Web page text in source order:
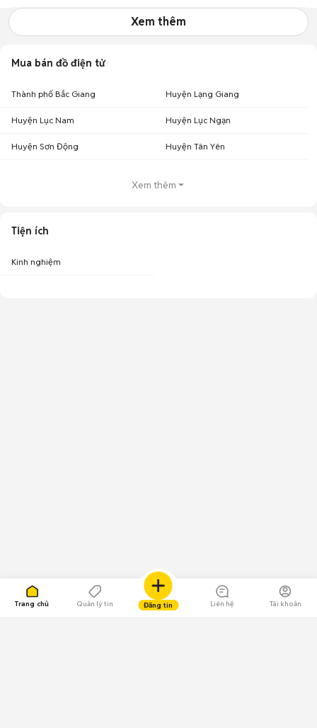
Trang chủ Quản lý tin Đăng tin Liên hệ Tài khoản
Xem thêm
Mua bán đồ điện tử
Thành phố Bắc Giang Huyện Lạng Giang
Huyện Lục Nam Huyện Lục Ngạn
Huyện Sơn Động Huyện Tân Yên
Xem thêm
Tiện ích
Kinh nghiệm